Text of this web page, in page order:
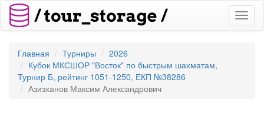
Главная Турниры
2026
Кубок МКСШОР "Восток" по быстрым шахматам,
Турнир Б, рейтинг 1051-1250, ЕКП №38286
Азизханов Максим Александрович